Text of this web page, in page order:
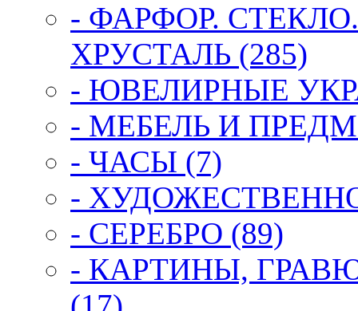
- ФАРФОР.
ХРУСТАЛЬ (285)
- ЮВЕЛИРНЫЕ
- МЕБЕЛЬ И
- ЧАСЫ (7)
-
- СЕРЕБРО (89)
- КАРТИНЫ,